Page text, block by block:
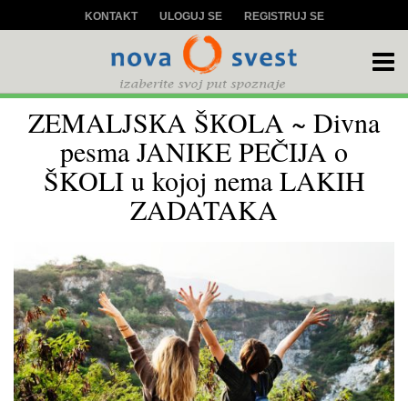
KONTAKT ULOGUJ SE REGISTRUJ SE
ZEMALJSКA ŠКOLA ~ Divna
pesma JANIKE PEČIJA o
ŠKOLI u kojoj nema LAKIH
ZADATAKA